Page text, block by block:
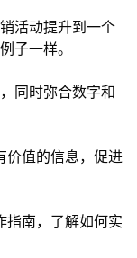
活动提升到一个
子一样。
同时弥合数字和
价值的信息，促进
指南，了解如何实